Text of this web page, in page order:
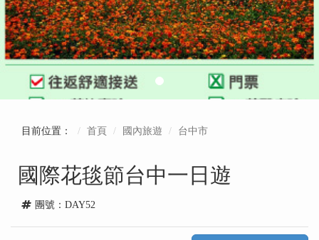
目前位置： 首頁 國內旅遊 台中市
國際花毯節台中一日遊
團號：DAY52